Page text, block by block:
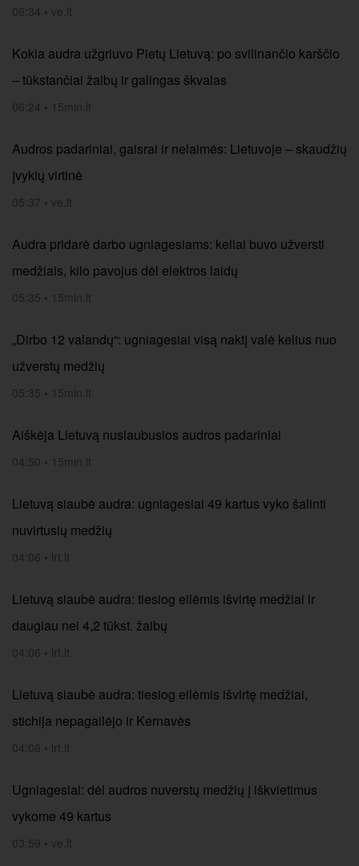
06:34 • ve.lt
Kokia audra užgriuvo Pietų Lietuvą: po svilinančio karščio
– tūkstančiai žaibų ir galingas škvalas
06:24 • 15min.lt
Audros padariniai, gaisrai ir nelaimės: Lietuvoje – skaudžių
įvykių virtinė
05:37 • ve.lt
Audra pridarė darbo ugniagesiams: keliai buvo užversti
medžiais, kilo pavojus dėl elektros laidų
05:35 • 15min.lt
„Dirbo 12 valandų“: ugniagesiai visą naktį valė kelius nuo
užverstų medžių
05:35 • 15min.lt
Aiškėja Lietuvą nusiaubusios audros padariniai
04:50 • 15min.lt
Lietuvą siaubė audra: ugniagesiai 49 kartus vyko šalinti
nuvirtusių medžių
04:06 • lrt.lt
Lietuvą siaubė audra: tiesiog eilėmis išvirtę medžiai ir
daugiau nei 4,2 tūkst. žaibų
04:06 • lrt.lt
Lietuvą siaubė audra: tiesiog eilėmis išvirtę medžiai,
stichija nepagailėjo ir Kernavės
04:06 • lrt.lt
Ugniagesiai: dėl audros nuverstų medžių į iškvietimus
vykome 49 kartus
03:59 • ve.lt